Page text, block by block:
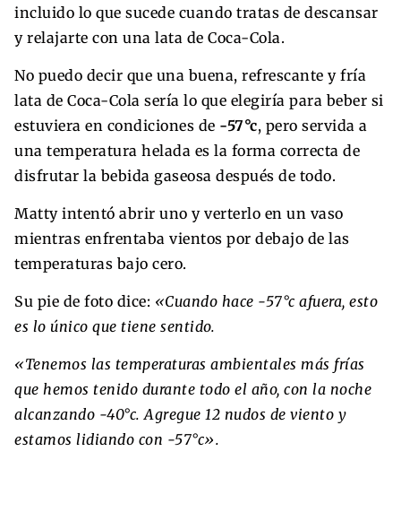
incluido lo que sucede cuando tratas de descansar
y relajarte con una lata de Coca-Cola.
No puedo decir que una buena, refrescante y fría
lata de Coca-Cola sería lo que elegiría para beber si
estuviera en condiciones de -57°c, pero servida a
una temperatura helada es la forma correcta de
disfrutar la bebida gaseosa después de todo.
Matty intentó abrir uno y verterlo en un vaso
mientras enfrentaba vientos por debajo de las
temperaturas bajo cero.
Su pie de foto dice: «Cuando hace -57°c afuera, esto
es lo único que tiene sentido.
«Tenemos las temperaturas ambientales más frías
que hemos tenido durante todo el año, con la noche
alcanzando -40°c. Agregue 12 nudos de viento y
estamos lidiando con -57°c».